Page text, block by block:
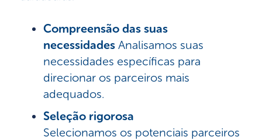
Compreensão das suas
necessidadesAnalisamos suas
necessidades específicas para
direcionar os parceiros mais
adequados.
Seleção rigorosa
Selecionamos os potenciais parceiros